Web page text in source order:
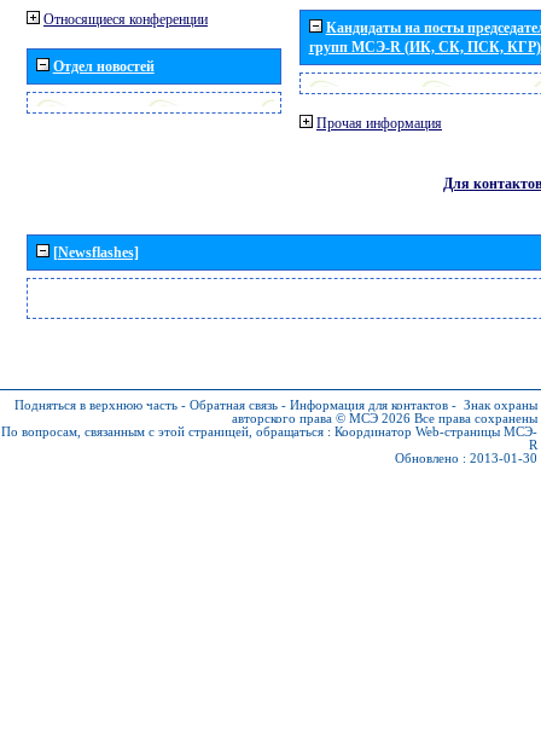
Относящиеся конференции
Отдел новостей
Кандидаты на посты
групп МСЭ-R (ИК, СК, ПСК, КГР)
Прочая информация
Для контактов
[Newsflashes]
Подняться в верхнюю часть - Обратная связь - Информация для контактов - Знак охраны
авторского права © МСЭ 2026 Все права сохранены
По вопросам, связанным с этой страницей, обращаться : Координатор Web-страницы МСЭ-
R
Обновлено : 2013-01-30